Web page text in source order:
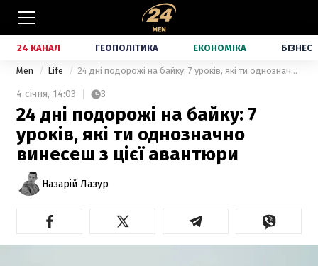
24 КАНАЛ ГЕОПОЛІТИКА ЕКОНОМІКА БІЗНЕС
Men Life 24 дні подорожі на байку: 7 уроків, які ти однозначно винесеш з цієї авантюри
4 січня, 14:03 3
24 дні подорожі на байку: 7
уроків, які ти однозначно
винесеш з цієї авантюри
Назарій Лазур